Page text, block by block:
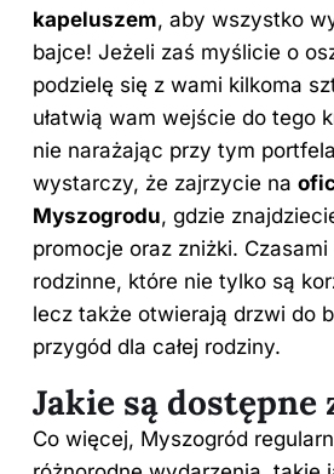
kapeluszem, aby wszystko
bajce! Jeżeli zaś myślicie o
podzielę się z wami kilkoma
ułatwią wam wejście do tego
nie narażając przy tym
wystarczy, że zajrzycie na
Myszogrodu, gdzie
promocje oraz zniżki.
rodzinne, które nie tylko są
lecz także otwierają drzwi do
przygód dla całej rodziny.
Jakie są dostępne
Co więcej, Myszogród